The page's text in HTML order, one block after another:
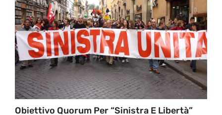
Obiettivo Quorum Per “Sinistra E Libertà”